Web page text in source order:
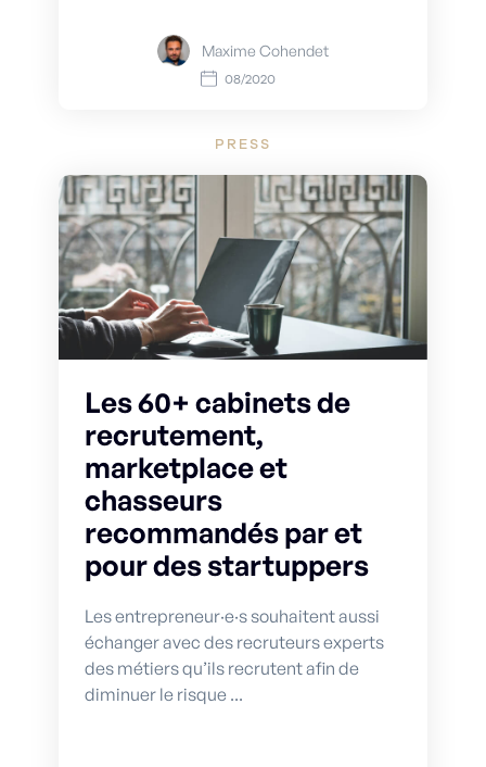
Maxime Cohendet
08/2020
PRESS
Les 60+ cabinets de
recrutement,
marketplace et
chasseurs
recommandés par et
pour des startuppers
Les entrepreneur·e·s souhaitent aussi
échanger avec des recruteurs experts
des métiers qu’ils recrutent afin de
diminuer le risque ...